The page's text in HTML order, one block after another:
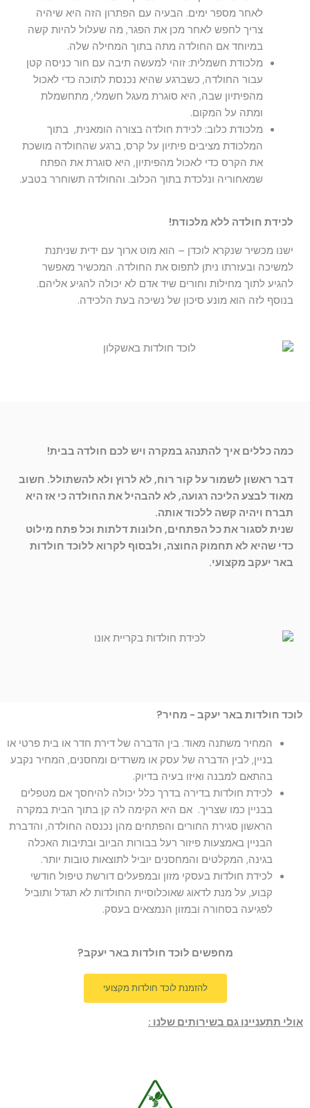
לאחר מספר ימים. הבעיה עם הפתרון הזה היא שיהיה
צריך לחפש לאחר מכן את הפגר, מה שעלול להיות קשה
במיוחד אם החולדה מתה בתוך המחילה שלה.
מלכודת חשמלית: זוהי למעשה תיבה עם חור כניסה קטן
עבור החולדה, כשברגע שהיא נכנסת לתוכה כדי לאכול
מהפיתיון שבה, היא סוגרת מעגל חשמלי, מתחשמלת
ומתה על המקום.
מלכודת כלוב: לכידת חולדה בצורה הומאנית, בתוך
המלכודת מציבים פיתיון על קרס, ברגע שהחולדה מושכת
את הקרס כדי לאכול מהפיתיון, היא סוגרת את הפתח
שמאחוריה ונלכדת בתוך הכלוב. והחולדה תשוחרר בטבע.
לכידת חולדה ללא מלכודת!
ישנו מכשיר שנקרא לוכדן – הוא מוט ארוך עם ידית שניתנת
למשיכה ובעזרתו ניתן לתפוס את החולדה. המכשיר מאפשר
להגיע לתוך מחילות וחורים שיד אדם לא יכולה להגיע אליהם.
בנוסף לזה הוא מונע סיכון של נשיכה בעת הלכידה.
כמה כללים איך להתנהג במקרה ויש לכם חולדה בבית!
דבר ראשון לשמור על קור רוח, לא לרוץ ולא להשתולל. חשוב
מאוד לבצע הליכה רגועה, לא להבהיל את החולדה כי אז היא
תברח ויהיה קשה ללכוד אותה.
שנית לסגור את כל הפתחים, חלונות דלתות וכל פתח מילוט
כדי שהיא לא תחמוק החוצה, ולבסוף לקרוא ללוכד חולדות
באר יעקב מקצועי.
לוכד חולדות באר יעקב - מחיר?
המחיר משתנה מאוד. בין הדברה של דירת חדר או בית פרטי או
בניין, לבין הדברה של עסק או משרדים ומחסנים, המחיר נקבע
בהתאם למבנה ואיזו בעיה בדיוק.
לכידת חולדות בדירה בדרך כלל יכולה להיחסך אם מטפלים
בבניין כמו שצריך. אם היא הקימה לה קן בתוך הבית במקרה
הראשון סגירת החורים והפתחים מהן נכנסה החולדה, והדברת
הבניין באמצעות פיזור רעל בבורות הביוב ובתיבות האכלה
בגינה, המקלטים והמחסנים יוביל לתוצאות טובות יותר.
לכידת חולדות בעסקי מזון ובמפעלים דורשת טיפול חודשי
קבוע, על מנת לדאוג שאוכלוסיית החולדות לא תגדל ותוביל
לפגיעה בסחורה ובמזון הנמצאים בעסק.
מחפשים לוכד חולדות באר יעקב?
להזמנת לוכד חולדות מקצועי
אולי תתעניינו גם בשירותים שלנו :